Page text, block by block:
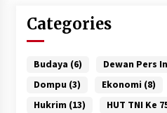
Categories
Budaya (6) Dewan Pers
Dompu (3) Ekonomi (8)
Hukrim (13) HUT TNI Ke